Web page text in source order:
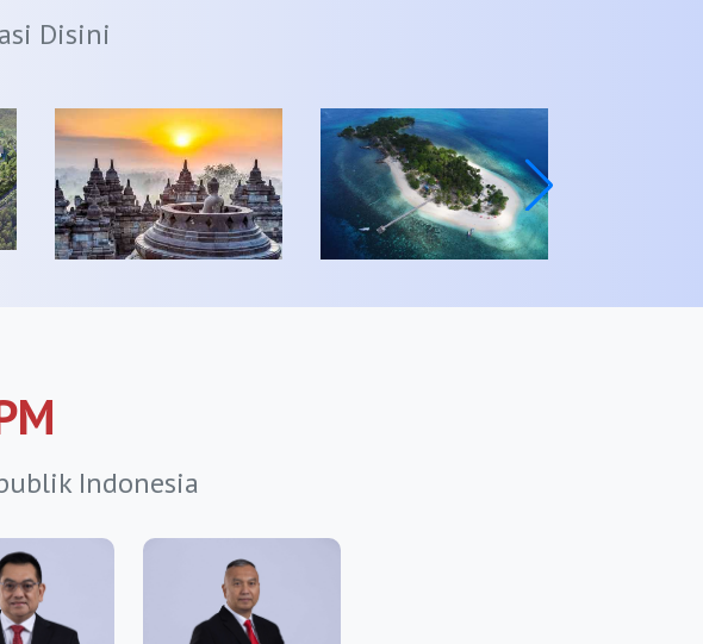
Disini
Indonesia